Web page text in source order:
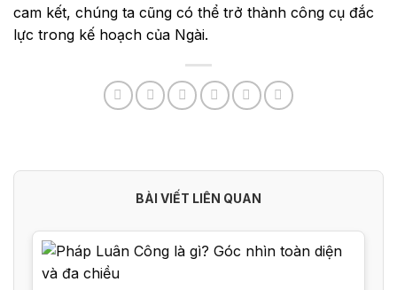
cam kết, chúng ta cũng có thể trở thành công cụ đắc
lực trong kế hoạch của Ngài.
BÀI VIẾT LIÊN QUAN